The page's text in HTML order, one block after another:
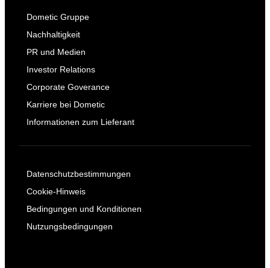
Dometic Gruppe
Nachhaltigkeit
PR und Medien
Investor Relations
Corporate Goverance
Karriere bei Dometic
Informationen zum Lieferant
Datenschutzbestimmungen
Cookie-Hinweis
Bedingungen und Konditionen
Nutzungsbedingungen